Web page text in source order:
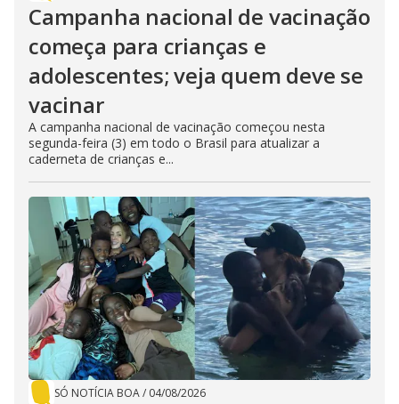
Campanha nacional de vacinação
começa para crianças e
adolescentes; veja quem deve se
vacinar
A campanha nacional de vacinação começou nesta
segunda-feira (3) em todo o Brasil para atualizar a
caderneta de crianças e...
SÓ NOTÍCIA BOA/ 04/08/2026